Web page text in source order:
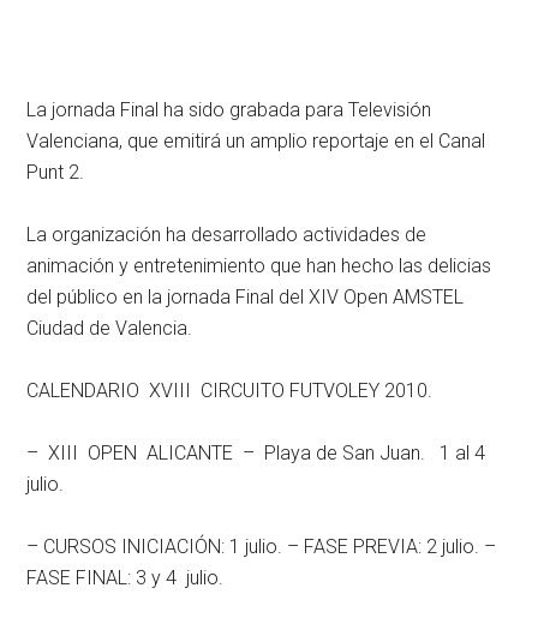
La jornada Final ha sido grabada para Televisión
Valenciana, que emitirá un amplio reportaje en el Canal
Punt 2.
La organización ha desarrollado actividades de
animación y entretenimiento que han hecho las delicias
del público en la jornada Final del XIV Open AMSTEL
Ciudad de Valencia.
CALENDARIO XVIII CIRCUITO FUTVOLEY 2010.
– XIII OPEN ALICANTE – Playa de San Juan. 1 al 4
julio.
– CURSOS INICIACIÓN: 1 julio. – FASE PREVIA: 2 julio. –
FASE FINAL: 3 y 4 julio.